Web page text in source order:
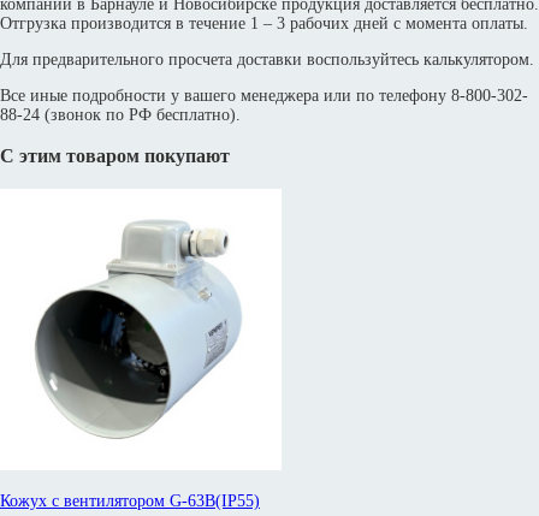
компании в Барнауле и Новосибирске продукция доставляется бесплатно.
Отгрузка производится в течение 1 – 3 рабочих дней с момента оплаты.
Для предварительного просчета доставки воспользуйтесь калькулятором.
Все иные подробности у вашего менеджера или по телефону 8-800-302-
88-24 (звонок по РФ бесплатно).
С этим товаром покупают
Кожух с вентилятором G-63B(IP55)